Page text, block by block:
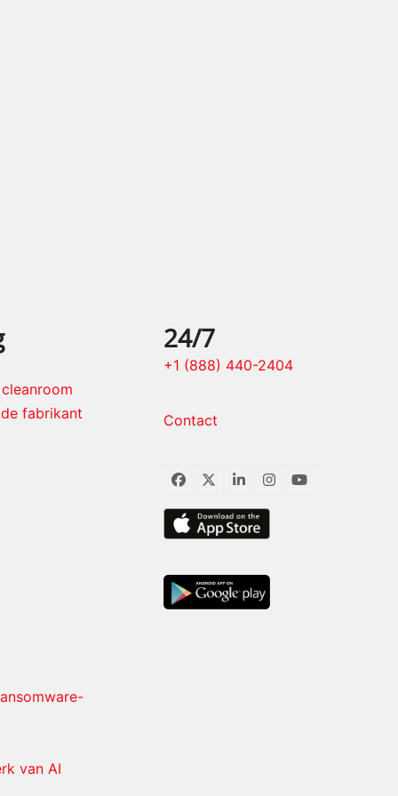
fabrikant
24/7
+1 (888) 440-2404
Contact
Facebook
TwitterLinkedInInstagram
YouTube
van AI